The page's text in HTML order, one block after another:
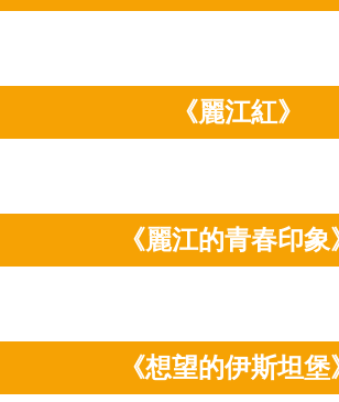
《麗江紅》
《麗江的青春印象
《想望的伊斯坦堡